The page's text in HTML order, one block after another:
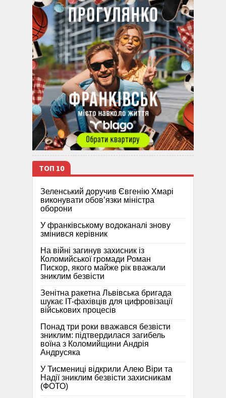
ТОП 10
Зеленський доручив Євгенію Хмарі
виконувати обов’язки міністра
оборони
У франківському водоканалі знову
змінився керівник
На війні загинув захисник із
Коломийської громади Роман
Пискор, якого майже рік вважали
зниклим безвісти
Зенітна ракетна Львівська бригада
шукає IT-фахівців для цифровізації
військових процесів
Понад три роки вважався безвісти
зниклим: підтвердилася загибель
воїна з Коломийщини Андрія
Андрусяка
У Тисмениці відкрили Алею Віри та
Надії зниклим безвісти захисникам
(ФОТО)